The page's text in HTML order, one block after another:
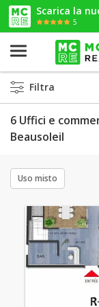
Scarica la
5
Filtra
6 Uffici e
Beausoleil
Uso misto